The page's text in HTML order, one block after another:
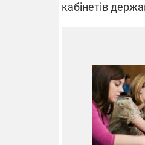
кабінетів